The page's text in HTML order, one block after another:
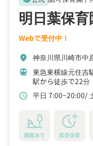
明日葉保
Webで受付中！
location_on 神奈川県川崎市中
train 東急東横線元住吉
駅から徒歩で22分
schedule 平日 7:00~20:00
園庭あり 延長保育